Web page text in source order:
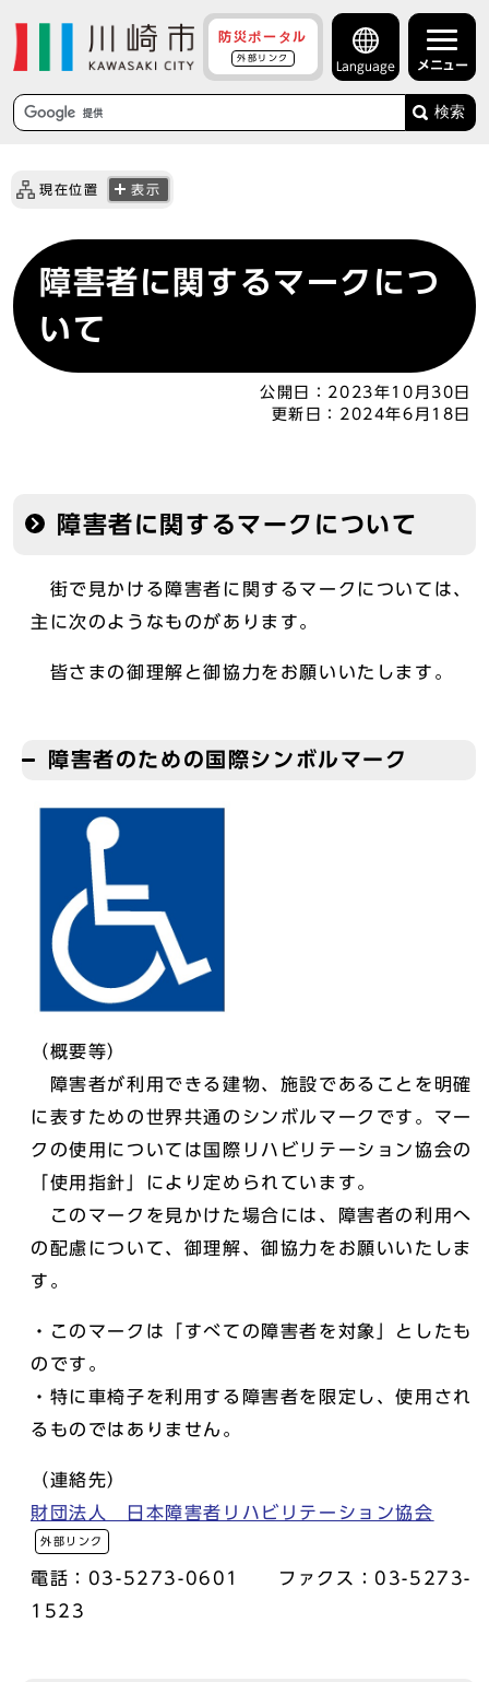
防災ポータル
外部リンク
Language メニュー
検索
現在位置 表示
障害者に関するマークにつ
いて
公開日： 2023年10月30日
更新日： 2024年6月18日
障害者に関するマークについて
街で見かける障害者に関するマークについては、
主に次のようなものがあります。
皆さまの御理解と御協力をお願いいたします。
障害者のための国際シンボルマーク
（概要等）
障害者が利用できる建物、施設であることを明確
に表すための世界共通のシンボルマークです。マー
クの使用については国際リハビリテーション協会の
「使用指針」により定められています。
このマークを見かけた場合には、障害者の利用へ
の配慮について、御理解、御協力をお願いいたしま
す。
・このマークは「すべての障害者を対象」としたも
のです。
・特に車椅子を利用する障害者を限定し、使用され
るものではありません。
（連絡先）
財団法人 日本障害者リハビリテーション協会
外部リンク
電話：03-5273-0601 ファクス：03-5273-
1523